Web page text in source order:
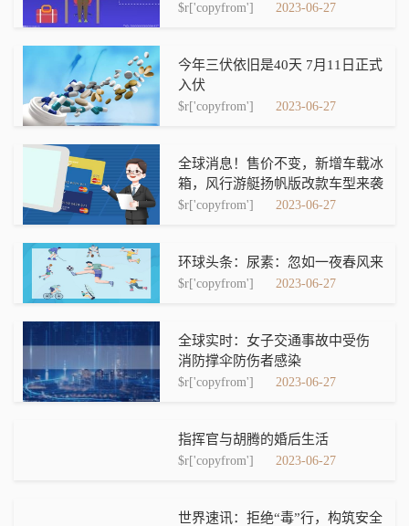
$r['copyfrom'] 2023-06-27
今年三伏依旧是40天 7月11日正式
入伏
$r['copyfrom'] 2023-06-27
全球消息！售价不变，新增车载冰
箱，风行游艇扬帆版改款车型来袭
$r['copyfrom'] 2023-06-27
环球头条：尿素：忽如一夜春风来
$r['copyfrom'] 2023-06-27
全球实时：女子交通事故中受伤
消防撑伞防伤者感染
$r['copyfrom'] 2023-06-27
指挥官与胡腾的婚后生活
$r['copyfrom'] 2023-06-27
世界速讯：拒绝“毒”行，构筑安全